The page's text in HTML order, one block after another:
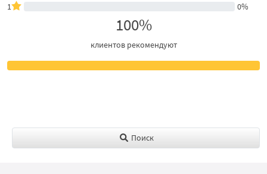
1
0%
100%
клиентов рекомендуют
Поиск